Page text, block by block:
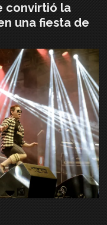
convirtió la
una fiesta de